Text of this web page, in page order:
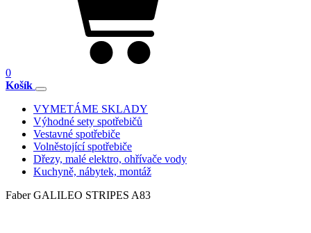
0
Košík
VYMETÁME SKLADY
Výhodné sety spotřebičů
Vestavné spotřebiče
Volněstojící spotřebiče
Dřezy, malé elektro, ohřívače vody
Kuchyně, nábytek, montáž
Faber GALILEO STRIPES A83